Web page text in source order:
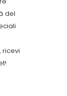
del
ricevi